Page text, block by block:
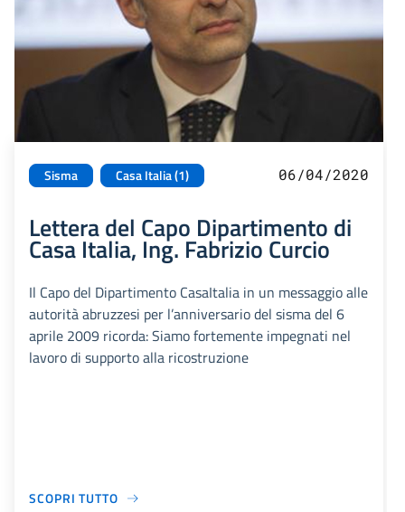
Sisma Casa Italia (1) 06/04/2020
Lettera del Capo Dipartimento di
Casa Italia, Ing. Fabrizio Curcio
Il Capo del Dipartimento CasaItalia in un messaggio alle
autorità abruzzesi per l’anniversario del sisma del 6
aprile 2009 ricorda: Siamo fortemente impegnati nel
lavoro di supporto alla ricostruzione
SCOPRI TUTTO